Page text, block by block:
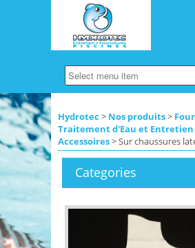
Hydrotec > Nos produits>
Traitement d'Eau et Entretien
Accessoires> Sur chaussures
Categories